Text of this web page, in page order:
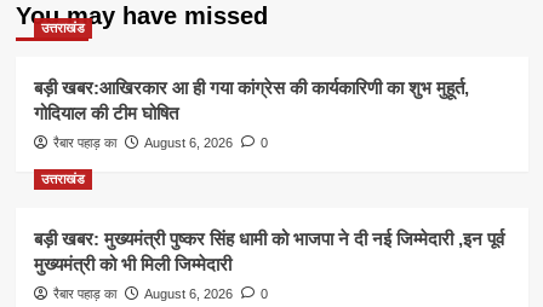
You may have missed
उत्तराखंड
बड़ी खबर:आखिरकार आ ही गया कांग्रेस की कार्यकारिणी का शुभ मुहूर्त,
गोदियाल की टीम घोषित
रैबार पहाड़ का August 6, 2026 0
उत्तराखंड
बड़ी खबर: मुख्यमंत्री पुष्कर सिंह धामी को भाजपा ने दी नई जिम्मेदारी ,इन पूर्व
मुख्यमंत्री को भी मिली जिम्मेदारी
रैबार पहाड़ का August 6, 2026 0